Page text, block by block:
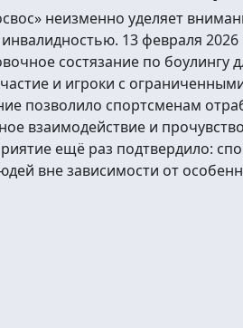
неизменно уделяет
13 февраля 2026
состязание по боулингу
и игроки с
позволило спортсменам
взаимодействие и
ещё раз подтвердило:
вне зависимости от